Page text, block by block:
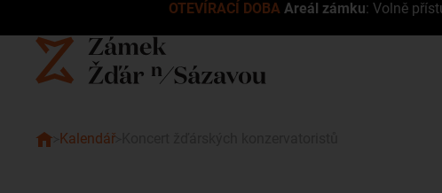
OTEVÍRACÍ DOBA Areál zámku: Volně
Kalendář